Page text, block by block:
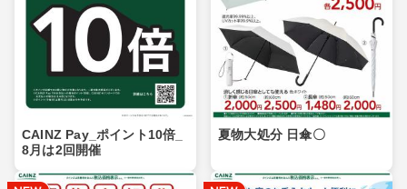
CAINZ Pay_ポイント10倍_
8月は2回開催
夏物大処分 日傘〇